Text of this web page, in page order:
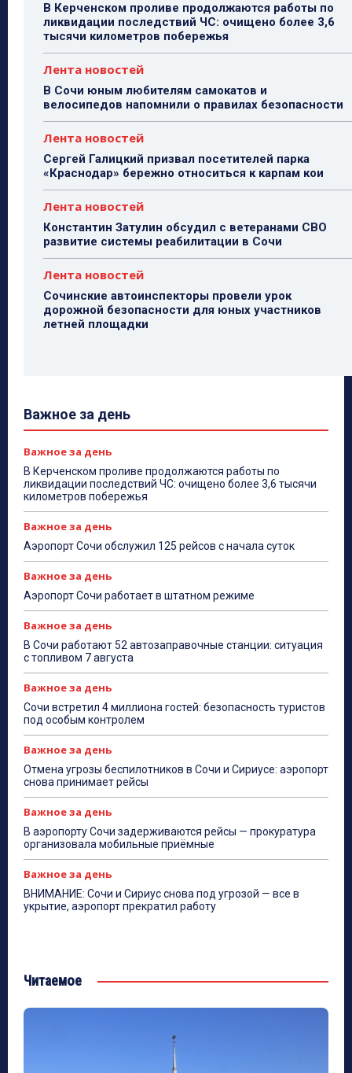
В Керченском проливе продолжаются работы по
ликвидации последствий ЧС: очищено более 3,6
тысячи километров побережья
Лента новостей
В Сочи юным любителям самокатов и
велосипедов напомнили о правилах безопасности
Лента новостей
Сергей Галицкий призвал посетителей парка
«Краснодар» бережно относиться к карпам кои
Лента новостей
Константин Затулин обсудил с ветеранами СВО
развитие системы реабилитации в Сочи
Лента новостей
Сочинские автоинспекторы провели урок
дорожной безопасности для юных участников
летней площадки
Важное за день
Важное за день
В Керченском проливе продолжаются работы по
ликвидации последствий ЧС: очищено более 3,6 тысячи
километров побережья
Важное за день
Аэропорт Сочи обслужил 125 рейсов с начала суток
Важное за день
Аэропорт Сочи работает в штатном режиме
Важное за день
В Сочи работают 52 автозаправочные станции: ситуация
с топливом 7 августа
Важное за день
Сочи встретил 4 миллиона гостей: безопасность туристов
под особым контролем
Важное за день
Отмена угрозы беспилотников в Сочи и Сириусе: аэропорт
снова принимает рейсы
Важное за день
В аэропорту Сочи задерживаются рейсы — прокуратура
организовала мобильные приёмные
Важное за день
ВНИМАНИЕ: Сочи и Сириус снова под угрозой — все в
укрытие, аэропорт прекратил работу
Читаемое